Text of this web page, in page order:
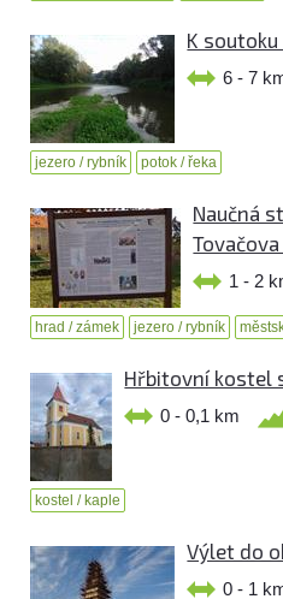
K
6 - 7
jezero / rybník potok / řeka
Naučná
Tovačova
1 - 2
hrad / zámek jezero / rybník
Hřbitovní kostel
0 - 0,1 km
kostel / kaple
Výlet do
0 - 1